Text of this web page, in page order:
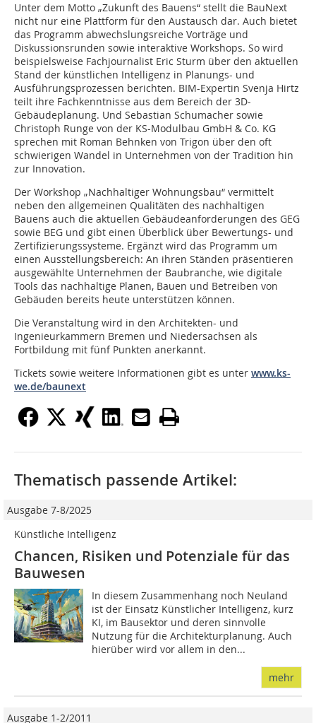
Unter dem Motto „Zukunft des Bauens“ stellt die BauNext
nicht nur eine Plattform für den Austausch dar. Auch bietet
das Programm abwechslungsreiche Vorträge und
Diskussionsrunden sowie interaktive Workshops. So wird
beispielsweise Fachjournalist Eric Sturm über den aktuellen
Stand der künstlichen Intelligenz in Planungs- und
Ausführungsprozessen berichten. BIM-Expertin Svenja Hirtz
teilt ihre Fachkenntnisse aus dem Bereich der 3D-
Gebäudeplanung. Und Sebastian Schumacher sowie
Christoph Runge von der KS-Modulbau GmbH & Co. KG
sprechen mit Roman Behnken von Trigon über den oft
schwierigen Wandel in Unternehmen von der Tradition hin
zur Innovation.
Der Workshop „Nachhaltiger Wohnungsbau“ vermittelt
neben den allgemeinen Qualitäten des nachhaltigen
Bauens auch die aktuellen Gebäudeanforderungen des GEG
sowie BEG und gibt einen Überblick über Bewertungs- und
Zertifizierungssysteme. Ergänzt wird das Programm um
einen Ausstellungsbereich: An ihren Ständen präsentieren
ausgewählte Unternehmen der Baubranche, wie digitale
Tools das nachhaltige Planen, Bauen und Betreiben von
Gebäuden bereits heute unterstützen können.
Die Veranstaltung wird in den Architekten- und
Ingenieurkammern Bremen und Niedersachsen als
Fortbildung mit fünf Punkten anerkannt.
Tickets sowie weitere Informationen gibt es unter www.ks-
we.de/baunext
Thematisch passende Artikel:
Ausgabe 7-8/2025
Künstliche Intelligenz
Chancen, Risiken und Potenziale für das
Bauwesen
In diesem Zusammenhang noch Neuland
ist der Einsatz Künstlicher Intelligenz, kurz
KI, im Bausektor und deren sinnvolle
Nutzung für die Architekturplanung. Auch
hierüber wird vor allem in den...
mehr
Ausgabe 1-2/2011